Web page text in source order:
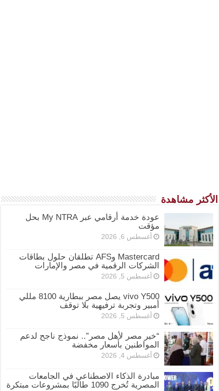
الأكثر مشاهدة
عودة خدمة أرقامي عبر My NTRA بحل
مؤقت
أغسطس 6, 2026
Mastercard وAFS تطلقان حلول بطاقات
الشركات الرقمية في مصر والإمارات
أغسطس 5, 2026
vivo Y500 يصل مصر ببطارية 8100 مللي
أمبير وتجربة ترفيهية بلا توقف
أغسطس 5, 2026
“خير مصر لأهل مصر”.. نموذج ناجح لدعم
المواطنين بأسعار مخفضة
أغسطس 4, 2026
مبادرة الذكاء الاصطناعي في الجامعات
المصرية تُخرج 1090 طالبًا بمشروعات مبتكرة